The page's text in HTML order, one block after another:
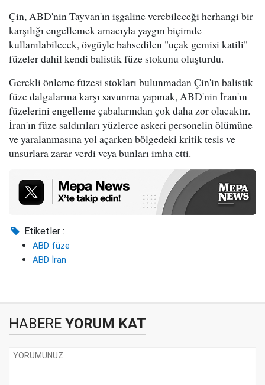
Çin, ABD'nin Tayvan'ın işgaline verebileceği herhangi bir
karşılığı engellemek amacıyla yaygın biçimde
kullanılabilecek, övgüyle bahsedilen "uçak gemisi katili"
füzeler dahil kendi balistik füze stokunu oluşturdu.
Gerekli önleme füzesi stokları bulunmadan Çin'in balistik
füze dalgalarına karşı savunma yapmak, ABD'nin İran'ın
füzelerini engelleme çabalarından çok daha zor olacaktır.
İran'ın füze saldırıları yüzlerce askeri personelin ölümüne
ve yaralanmasına yol açarken bölgedeki kritik tesis ve
unsurlara zarar verdi veya bunları imha etti.
Etiketler :
ABD füze
ABD İran
HABERE YORUM KAT